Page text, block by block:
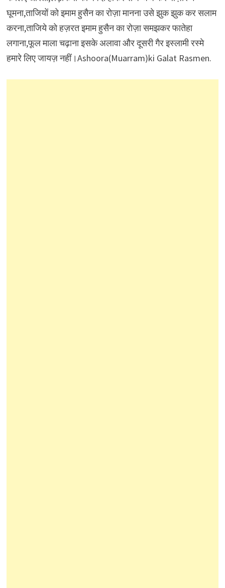
घूमना,ताजियों को इमाम हुसैन का रोज़ा मानना उसे झुक झुक कर सलाम
करना,ताजिये को हज़रत इमाम हुसैन का रोज़ा समझकर फातेहा
लगाना,फूल माला चढ़ाना इसके अलावा और दूसरी गैर इस्लामी रस्मे
हमारे लिए जायज़ नहीं।Ashoora(Muarram)ki Galat Rasmen.